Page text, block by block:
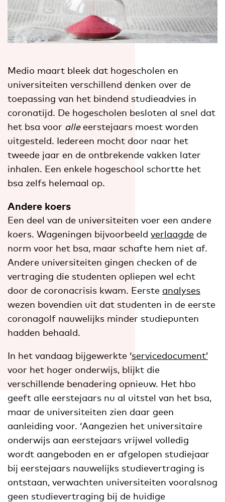
Medio maart bleek dat hogescholen en
universiteiten verschillend denken over de
toepassing van het bindend studieadvies in
coronatijd. De hogescholen besloten al snel dat
het bsa voor alleeerstejaars moest worden
uitgesteld. Iedereen mocht door naar het
tweede jaar en de ontbrekende vakken later
inhalen. Een enkele hogeschool schortte het
bsa zelfs helemaal op.
Andere koers
Een deel van de universiteiten voer een andere
koers. Wageningen bijvoorbeeld verlaagde de
norm voor het bsa, maar schafte hem niet af.
Andere universiteiten gingen checken of de
vertraging die studenten opliepen wel echt
door de coronacrisis kwam. Eerste analyses
wezen bovendien uit dat studenten in de eerste
coronagolf nauwelijks minder studiepunten
hadden behaald.
In het vandaag bijgewerkte ‘servicedocument’
voor het hoger onderwijs, blijkt die
verschillende benadering opnieuw. Het hbo
geeft alle eerstejaars nu al uitstel van het bsa,
maar de universiteiten zien daar geen
aanleiding voor. ‘Aangezien het universitaire
onderwijs aan eerstejaars vrijwel volledig
wordt aangeboden en er afgelopen studiejaar
bij eerstejaars nauwelijks studievertraging is
ontstaan, verwachten universiteiten vooralsnog
geen studievertraging bij de huidige